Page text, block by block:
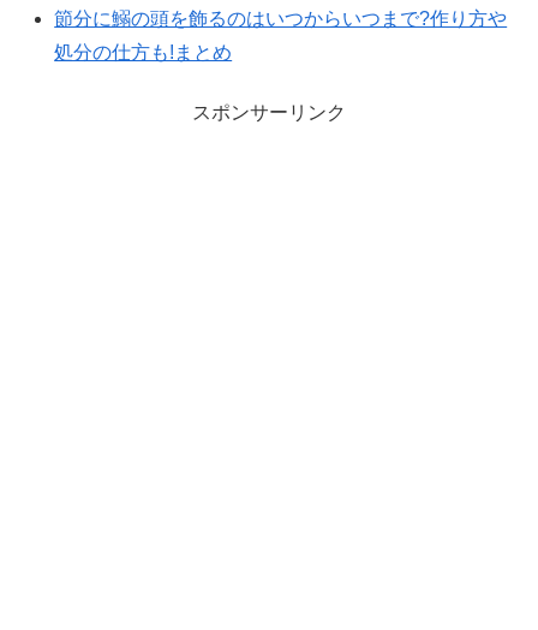
節分に鰯の頭を飾るのはいつからいつまで?作り方や
処分の仕方も!まとめ
スポンサーリンク